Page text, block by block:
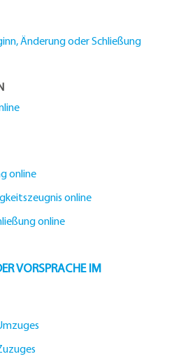
Änderung oder Schließung
online
online
online
VORSPRACHE IM B